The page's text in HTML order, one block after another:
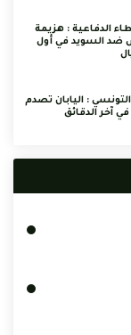
الدفاعية : هزيمة
ضد السويد في أول
: اليابان تصدم
آخر الدقائق